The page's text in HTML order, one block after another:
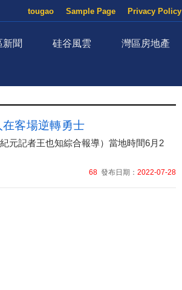
Privacy Policy
Sample Page
tougao
新聞 硅谷風雲 灣區房地產
客場逆轉勇士
元記者王也知綜合報導）當地時間6月2
68 發布日期： 2022-07-28